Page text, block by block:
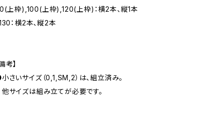
上枠),100(上枠),120(上枠)：横2本、縦1本
：横2本、縦2本
考】
さいサイズ（0,1,SM,2）は、組立済み。
サイズは組み立てが必要です。